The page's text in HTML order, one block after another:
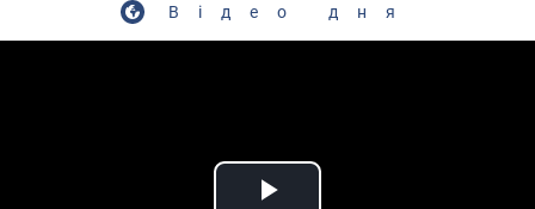
Відео дня